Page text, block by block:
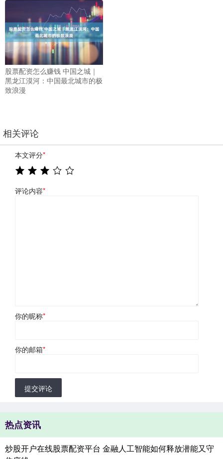
股票配资怎么赚钱 中国之城｜
黑龙江漠河：中国最北城市的极
致浪漫
相关评论
本文评分*
评论内容*
你的昵称*
你的邮箱*
提交评论
热点资讯
炒股开户在线股票配资平台 金融人工智能如何释放潜能又守